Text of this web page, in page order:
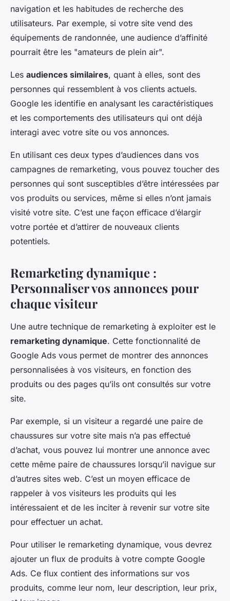
navigation et les habitudes de recherche des
utilisateurs. Par exemple, si votre site vend des
équipements de randonnée, une audience d’affinité
pourrait être les "amateurs de plein air".
Les audiences similaires, quant à elles, sont des
personnes qui ressemblent à vos clients actuels.
Google les identifie en analysant les caractéristiques
et les comportements des utilisateurs qui ont déjà
interagi avec votre site ou vos annonces.
En utilisant ces deux types d’audiences dans vos
campagnes de remarketing, vous pouvez toucher des
personnes qui sont susceptibles d’être intéressées par
vos produits ou services, même si elles n’ont jamais
visité votre site. C’est une façon efficace d’élargir
votre portée et d’attirer de nouveaux clients
potentiels.
Remarketing dynamique :
Personnaliser vos annonces pour
chaque visiteur
Une autre technique de remarketing à exploiter est le
remarketing dynamique. Cette fonctionnalité de
Google Ads vous permet de montrer des annonces
personnalisées à vos visiteurs, en fonction des
produits ou des pages qu’ils ont consultés sur votre
site.
Par exemple, si un visiteur a regardé une paire de
chaussures sur votre site mais n’a pas effectué
d’achat, vous pouvez lui montrer une annonce avec
cette même paire de chaussures lorsqu’il navigue sur
d’autres sites web. C’est un moyen efficace de
rappeler à vos visiteurs les produits qui les
intéressaient et de les inciter à revenir sur votre site
pour effectuer un achat.
Pour utiliser le remarketing dynamique, vous devrez
ajouter un flux de produits à votre compte Google
Ads. Ce flux contient des informations sur vos
produits, comme leur nom, leur description, leur prix,